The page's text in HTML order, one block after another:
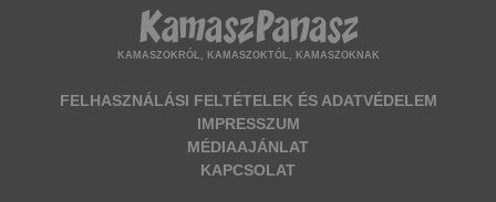
KAMASZOKRÓL, KAMASZOKTÓL, KAMASZOKNAK
FELHASZNÁLÁSI FELTÉTELEK ÉS ADATVÉDELEM
IMPRESSZUM
MÉDIAAJÁNLAT
KAPCSOLAT